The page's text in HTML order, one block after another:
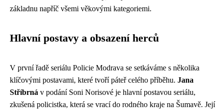
základnu napříč všemi věkovými kategoriemi.
Hlavní postavy a obsazení herců
V první řadě seriálu Policie Modrava se setkáváme s několika
klíčovými postavami, které tvoří páteř celého příběhu. Jana
Stříbrná v podání Soni Norisové je hlavní postavou seriálu,
zkušená policistka, která se vrací do rodného kraje na Šumavě. Její